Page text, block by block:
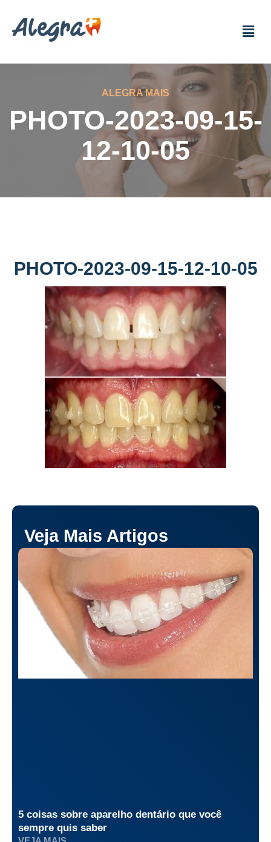
ALEGRA MAIS
PHOTO-2023-09-15-
12-10-05
PHOTO-2023-09-15-12-10-05
Veja Mais Artigos
5 coisas sobre aparelho dentário que você
sempre quis saber